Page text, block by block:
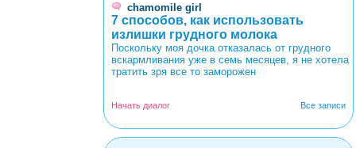
chamomile girl
7 способов, как использовать
излишки грудного молока
Поскольку моя дочка отказалась от грудного
вскармливания уже в семь месяцев, я не хотела
тратить зря все то заморожен
Все записи
Начать диалог